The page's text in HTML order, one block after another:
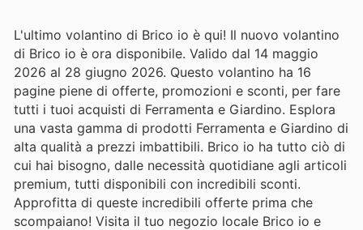
L'ultimo volantino di Brico io è qui! Il nuovo volantino
di Brico io è ora disponibile. Valido dal 14 maggio
2026 al 28 giugno 2026. Questo volantino ha 16
pagine piene di offerte, promozioni e sconti, per fare
tutti i tuoi acquisti di Ferramenta e Giardino. Esplora
una vasta gamma di prodotti Ferramenta e Giardino di
alta qualità a prezzi imbattibili. Brico io ha tutto ciò di
cui hai bisogno, dalle necessità quotidiane agli articoli
premium, tutti disponibili con incredibili sconti.
Approfitta di queste incredibili offerte prima che
scompaiano! Visita il tuo negozio locale Brico io e